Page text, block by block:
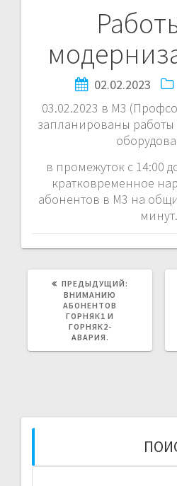
02.02.2023
03.02.2023 в М3
запланированы
в промежуток с 14:00
кратковременное
абонентов в М3 на
минут.
Навигация
по
записям
ПРЕДЫДУЩИЙ:
ВНИМАНИЮ
АБОНЕНТОВ
ГОРНЯК1 И
ГОРНЯК2-
АВАРИЯ.